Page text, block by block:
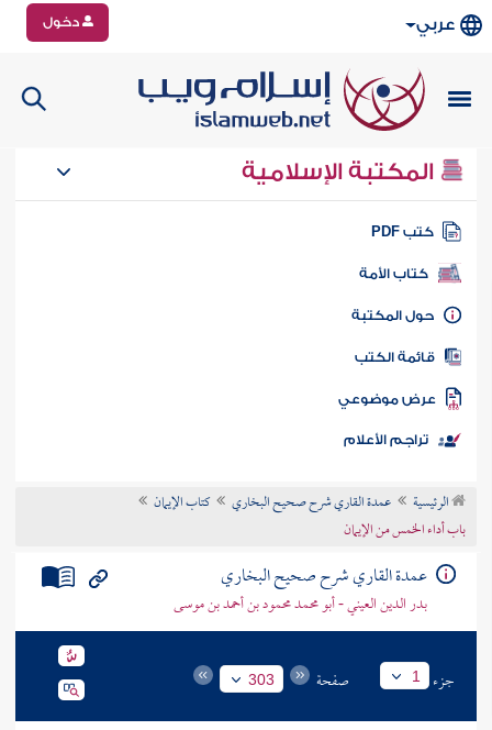
عربي دخول
المكتبة الإسلامية
كتب PDF
كتاب الأمة
المكتبة
الكتب
موضوعي
تراجم الأعلام
الرئيسية عمدة القاري شرح صحيح البخاري
كتاب الإيمان
باب أداء الخمس من الإيمان
عمدة القاري شرح صحيح البخاري
بدر الدين العيني - أبو محمد محمود بن أحمد بن موسى
جزء 1 صفحة 303